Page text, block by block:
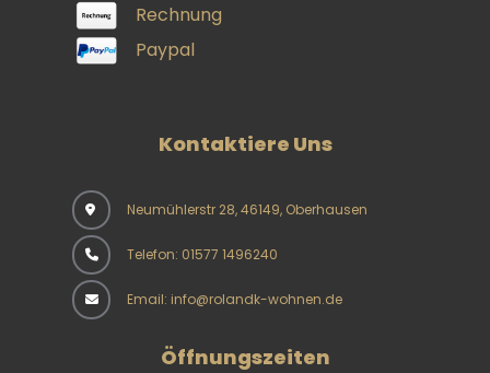
Rechnung
Paypal
Kontaktiere Uns
Neumühlerstr 28, 46149, Oberhausen
Telefon: 01577 1496240
Email: info@rolandk-wohnen.de
Öffnungszeiten